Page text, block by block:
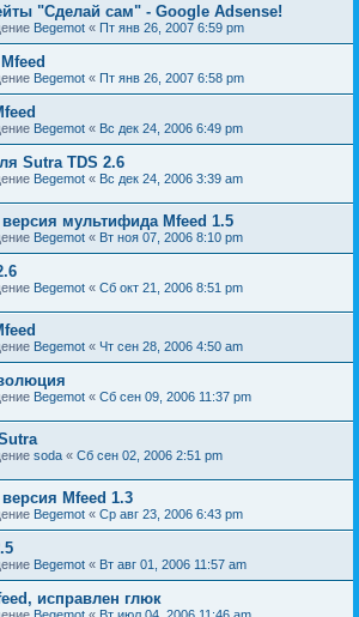
"Cделай сам" - Google Adsense!
Begemot « Пт янв 26, 2007 6:59 pm
Begemot « Пт янв 26, 2007 6:58 pm
Begemot « Вс дек 24, 2006 6:49 pm
Sutra TDS 2.6
Begemot « Вс дек 24, 2006 3:39 am
мультифида Mfeed 1.5
Begemot « Вт ноя 07, 2006 8:10 pm
Begemot « Сб окт 21, 2006 8:51 pm
Begemot « Чт сен 28, 2006 4:50 am
Begemot « Сб сен 09, 2006 11:37 pm
soda « Сб сен 02, 2006 2:51 pm
Mfeed 1.3
Begemot « Ср авг 23, 2006 6:43 pm
Begemot « Вт авг 01, 2006 11:57 am
исправлен глюк
Begemot « Вт июл 04, 2006 11:46 am